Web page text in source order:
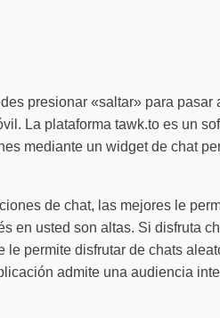
presionar «saltar» para
La plataforma tawk.to es un
mediante un widget de chat
de chat, las mejores le
en usted son altas. Si disfruta
permite disfrutar de chats
admite una audiencia